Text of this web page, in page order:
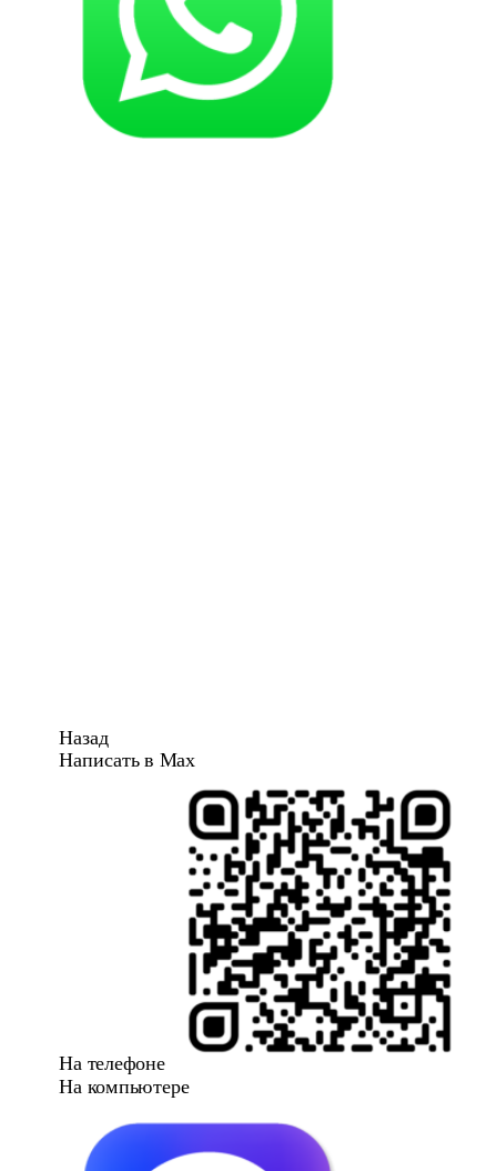
Назад
Написать в Max
На телефоне
На компьютере